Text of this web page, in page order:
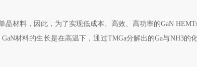
晶材料，因此，为了实现低成本、高效、高功率的GaN
GaN材料的生长是在高温下，通过TMGa分解出的Ga与NH3的